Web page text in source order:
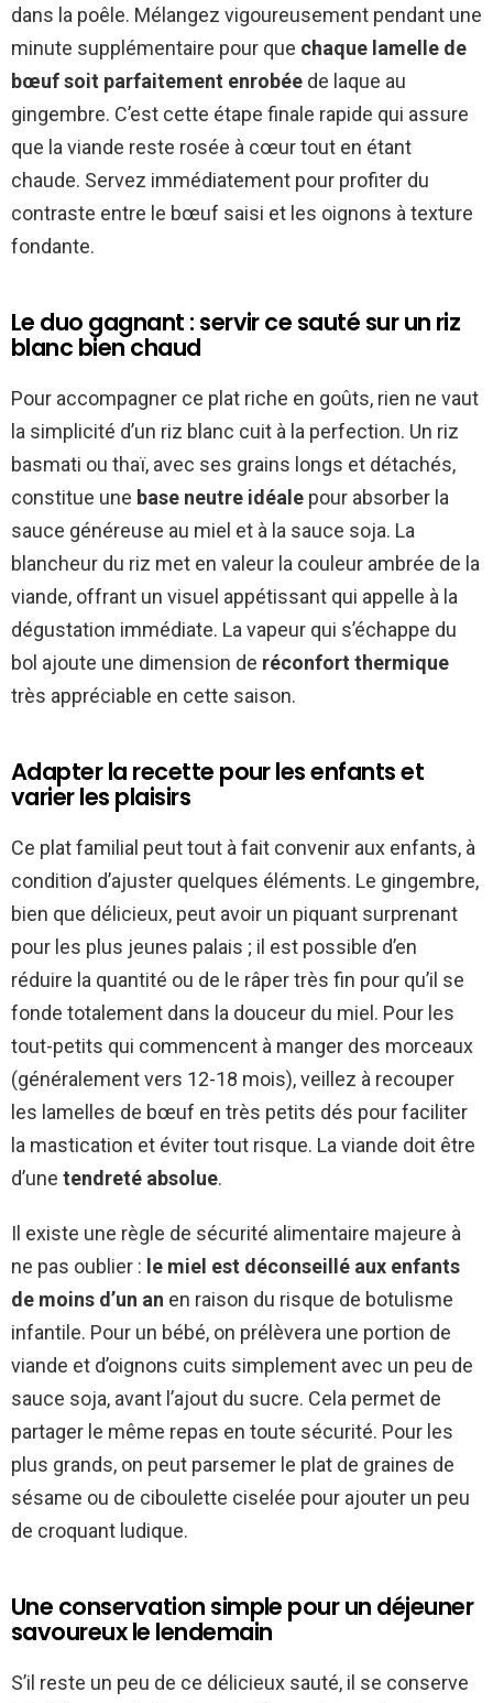
dans la poêle. Mélangez vigoureusement pendant une
minute supplémentaire pour que chaque lamelle de
bœuf soit parfaitement enrobée de laque au
gingembre. C’est cette étape finale rapide qui assure
que la viande reste rosée à cœur tout en étant
chaude. Servez immédiatement pour profiter du
contraste entre le bœuf saisi et les oignons à texture
fondante.
Le duo gagnant : servir ce sauté sur un riz
blanc bien chaud
Pour accompagner ce plat riche en goûts, rien ne vaut
la simplicité d’un riz blanc cuit à la perfection. Un riz
basmati ou thaï, avec ses grains longs et détachés,
constitue une base neutre idéale pour absorber la
sauce généreuse au miel et à la sauce soja. La
blancheur du riz met en valeur la couleur ambrée de la
viande, offrant un visuel appétissant qui appelle à la
dégustation immédiate. La vapeur qui s’échappe du
bol ajoute une dimension de réconfort thermique
très appréciable en cette saison.
Adapter la recette pour les enfants et
varier les plaisirs
Ce plat familial peut tout à fait convenir aux enfants, à
condition d’ajuster quelques éléments. Le gingembre,
bien que délicieux, peut avoir un piquant surprenant
pour les plus jeunes palais ; il est possible d’en
réduire la quantité ou de le râper très fin pour qu’il se
fonde totalement dans la douceur du miel. Pour les
tout-petits qui commencent à manger des morceaux
(généralement vers 12-18 mois), veillez à recouper
les lamelles de bœuf en très petits dés pour faciliter
la mastication et éviter tout risque. La viande doit être
d’une tendreté absolue.
Il existe une règle de sécurité alimentaire majeure à
ne pas oublier : le miel est déconseillé aux enfants
de moins d’un an en raison du risque de botulisme
infantile. Pour un bébé, on prélèvera une portion de
viande et d’oignons cuits simplement avec un peu de
sauce soja, avant l’ajout du sucre. Cela permet de
partager le même repas en toute sécurité. Pour les
plus grands, on peut parsemer le plat de graines de
sésame ou de ciboulette ciselée pour ajouter un peu
de croquant ludique.
Une conservation simple pour un déjeuner
savoureux le lendemain
S’il reste un peu de ce délicieux sauté, il se conserve